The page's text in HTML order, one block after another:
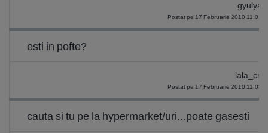
gyulya
Postat pe 17 Februarie 2010 11:01
esti in pofte?
lala_cri
Postat pe 17 Februarie 2010 11:03
cauta si tu pe la hypermarket/uri...poate gasesti